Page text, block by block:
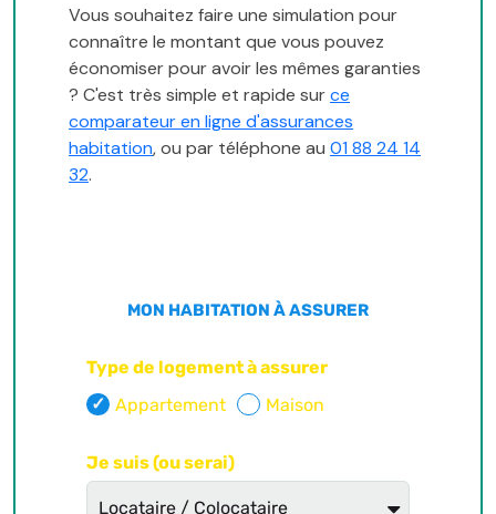
Vous souhaitez faire une simulation pour
connaître le montant que vous pouvez
économiser pour avoir les mêmes garanties
? C'est très simple et rapide surce
comparateur en ligne d'assurances
habitation, ou par téléphone au 01 88 24 14
32.